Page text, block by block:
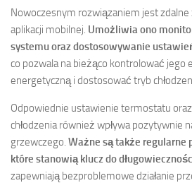
Nowoczesnym rozwiązaniem jest
aplikacji mobilnej. Umożliwia ono
systemu oraz dostosowywanie
co pozwala na bieżąco kontrolować jego
energetyczną i dostosować tryb
Odpowiednie ustawienie termostatu
chłodzenia również wpływa pozytywnie
grzewczego. Ważne są także regularne
które stanowią klucz do
zapewniają bezproblemowe działanie